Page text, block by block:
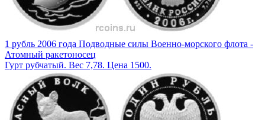
1 рубль 2006 года Подводные силы Военно-морского флота -
Атомный ракетоносец
Гурт рубчатый. Вес 7,78. Цена 1500.